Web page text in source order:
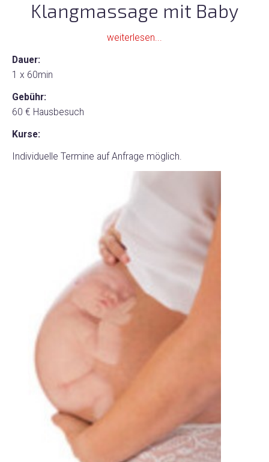
Klangmassage mit Baby
weiterlesen...
Dauer:
1 x 60min
Gebühr:
60 € Hausbesuch
Kurse:
Individuelle Termine auf Anfrage möglich.